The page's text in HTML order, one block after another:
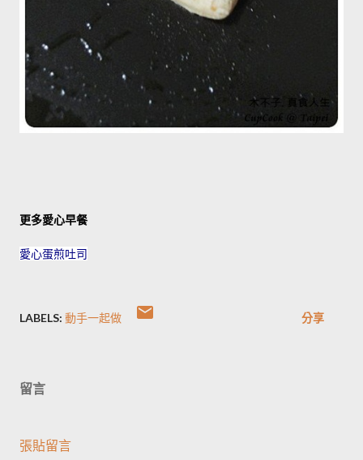
更多愛心早餐
愛心蛋煎吐司
LABELS: 動手一起做 分享
留言
張貼留言